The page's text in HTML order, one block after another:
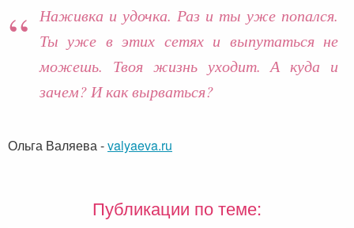
Наживка и удочка. Раз и ты уже попался.
Ты уже в этих сетях и выпутаться не
можешь. Твоя жизнь уходит. А куда и
зачем? И как вырваться?
Ольга Валяева-valyaeva.ru
Публикации по теме: